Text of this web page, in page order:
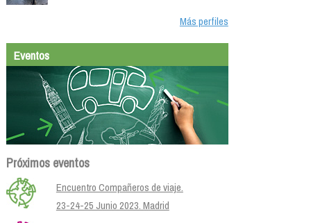
Más perfiles
Eventos
Próximos eventos
Encuentro Compañeros de viaje.
23-24-25 Junio 2023. Madrid